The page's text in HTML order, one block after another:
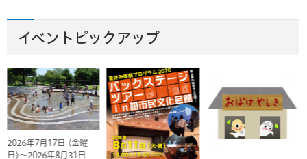
イベントピックアップ
2026年7月17日 (金曜
日)～2026年8月31日